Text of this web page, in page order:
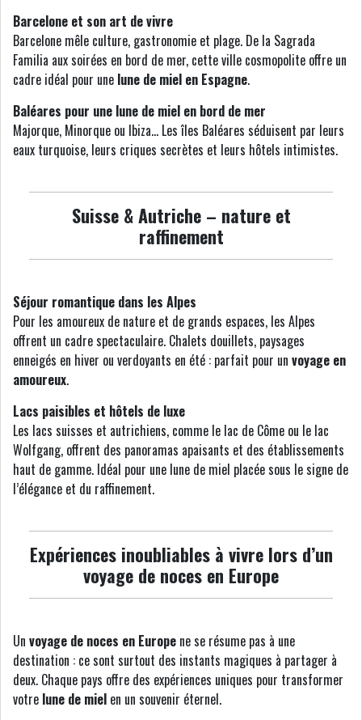
Barcelone et son art de vivre
Barcelone mêle culture, gastronomie et plage. De la Sagrada
Familia aux soirées en bord de mer, cette ville cosmopolite offre un
cadre idéal pour une lune de miel en Espagne.
Baléares pour une lune de miel en bord de mer
Majorque, Minorque ou Ibiza… Les îles Baléares séduisent par leurs
eaux turquoise, leurs criques secrètes et leurs hôtels intimistes.
Suisse & Autriche – nature et
raffinement
Séjour romantique dans les Alpes
Pour les amoureux de nature et de grands espaces, les Alpes
offrent un cadre spectaculaire. Chalets douillets, paysages
enneigés en hiver ou verdoyants en été : parfait pour un voyage en
amoureux.
Lacs paisibles et hôtels de luxe
Les lacs suisses et autrichiens, comme le lac de Côme ou le lac
Wolfgang, offrent des panoramas apaisants et des établissements
haut de gamme. Idéal pour une lune de miel placée sous le signe de
l’élégance et du raffinement.
Expériences inoubliables à vivre lors d’un
voyage de noces en Europe
Un voyage de noces en Europe ne se résume pas à une
destination : ce sont surtout des instants magiques à partager à
deux. Chaque pays offre des expériences uniques pour transformer
votre lune de miel en un souvenir éternel.